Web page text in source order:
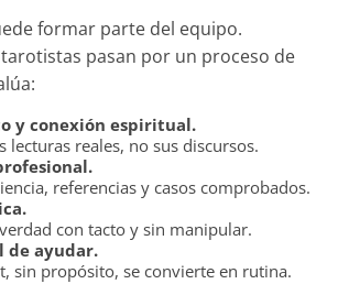
formar parte del equipo.
pasan por un proceso de
y conexión espiritual.
lecturas reales, no sus discursos.
referencias y casos comprobados.
con tacto y sin manipular.
de ayudar.
sin propósito, se convierte en rutina.